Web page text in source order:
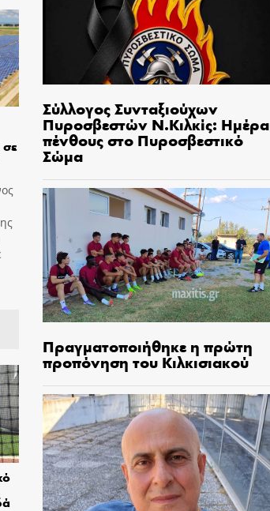
σε
Σύλλογος Συνταξιούχων
Πυροσβεστών Ν.Κιλκίς: Ημέρα
πένθους στο Πυροσβεστικό
Σώμα
Πραγματοποιήθηκε η πρώτη
προπόνηση του Κιλκισιακού